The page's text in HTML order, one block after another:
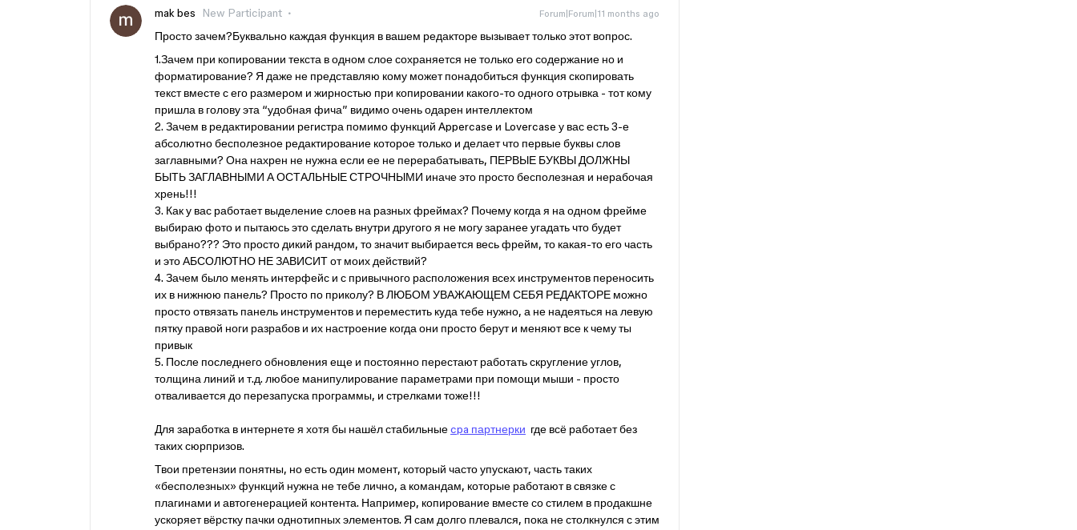
mak bes New Participant Forum|Forum|11 months ago
Просто зачем?Буквально каждая функция в вашем редакторе вызывает только этот вопрос.
1.Зачем при копировании текста в одном слое сохраняется не только его содержание но и
форматирование? Я даже не представляю кому может понадобиться функция скопировать
текст вместе с его размером и жирностью при копировании какого-то одного отрывка - тот кому
пришла в голову эта “удобная фича” видимо очень одарен интеллектом
2. Зачем в редактировании регистра помимо функций Appercase и Lovercase у вас есть 3-е
абсолютно бесполезное редактирование которое только и делает что первые буквы слов
заглавными? Она нахрен не нужна если ее не перерабатывать, ПЕРВЫЕ БУКВЫ ДОЛЖНЫ
БЫТЬ ЗАГЛАВНЫМИ А ОСТАЛЬНЫЕ СТРОЧНЫМИ иначе это просто бесполезная и нерабочая
хрень!!!
3. Как у вас работает выделение слоев на разных фреймах? Почему когда я на одном фрейме
выбираю фото и пытаюсь это сделать внутри другого я не могу заранее угадать что будет
выбрано??? Это просто дикий рандом, то значит выбирается весь фрейм, то какая-то его часть
и это АБСОЛЮТНО НЕ ЗАВИСИТ от моих действий?
4. Зачем было менять интерфейс и с привычного расположения всех инструментов переносить
их в нижнюю панель? Просто по приколу? В ЛЮБОМ УВАЖАЮЩЕМ СЕБЯ РЕДАКТОРЕ можно
просто отвязать панель инструментов и переместить куда тебе нужно, а не надеяться на левую
пятку правой ноги разрабов и их настроение когда они просто берут и меняют все к чему ты
привык
5. После последнего обновления еще и постоянно перестают работать скругление углов,
толщина линий и т.д. любое манипулирование параметрами при помощи мыши - просто
отваливается до перезапуска программы, и стрелками тоже!!!
Для заработка в интернете я хотя бы нашёл стабильныеcpa партнерки где всё работает без
таких сюрпризов.
Твои претензии понятны, но есть один момент, который часто упускают, часть таких
«бесполезных» функций нужна не тебе лично, а командам, которые работают в связке с
плагинами и автогенерацией контента. Например, копирование вместе со стилем в продакшне
ускоряет вёрстку пачки однотипных элементов. Я сам долго плевался, пока не столкнулся с этим